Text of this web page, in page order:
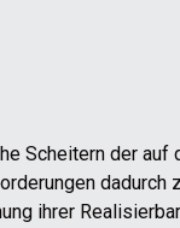
Scheitern der
ihrer